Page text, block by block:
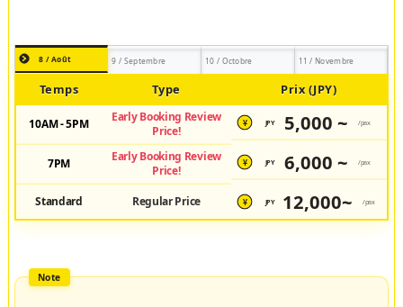
8 / Août 9 / Septembre 10 / Octobre 11 / Novembre
Temps Type Prix (JPY)
10AM - 5PM
Early Booking Review
Price!
¥ JPY 5,000 ~ /pax
7PM
Early Booking Review
Price!
¥ JPY 6,000 ~ /pax
Standard Regular Price ¥ JPY 12,000~ /pax